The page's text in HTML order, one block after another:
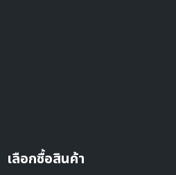
เลือกซื้อสินค้า